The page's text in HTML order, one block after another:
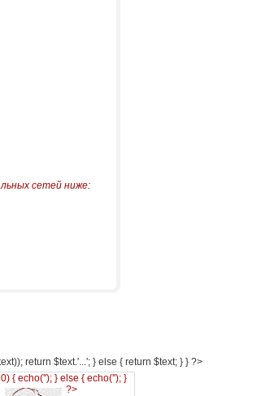
сетей ниже:
return $text.'...'; } else { return $text; } } ?>
0) { echo(''); } else { echo(''); }
?>